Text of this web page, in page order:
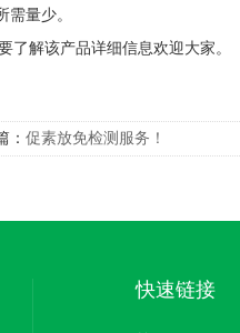
需量少。
了解该产品详细信息欢迎大家。
： 促素放免检测服务！
快速链接